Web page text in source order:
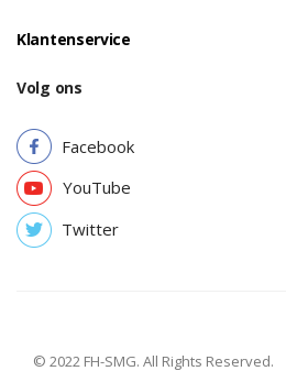
Klantenservice
Volg ons
Facebook
YouTube
Twitter
© 2022 FH-SMG. All Rights Reserved.